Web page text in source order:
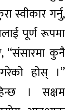
स्वीकार गर्नु,
पूर्ण रूपमा
“संसारमा कुनै
होस् ।”
। सक्षम